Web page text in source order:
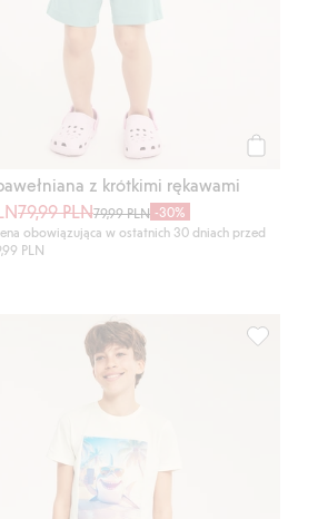
z krótkimi rękawami
79,99 PLN79,99 PLN -30%
obowiązująca w ostatnich 30 dniach przed
PLN
Dodaj do listy ulubione